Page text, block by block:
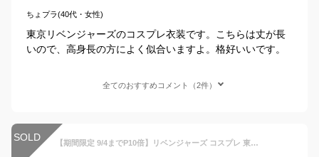
ちょプラ(40代・女性)
東京リベンジャーズのコスプレ衣装です。こちらは丈が長
いので、高身長の方によく似合いますよ。格好いいです。
全てのおすすめコメント（2件）
SOLD 【期間限定 9/4までP10倍】リベンジャーズ コスプレ 東京卍會 刺しゅう済み コミケ ハロウィン 衣装 刺繍 東卍 トーマン 東京 卍會風 特攻服 暴走族 男子制服 学ラン 文化祭 衣装 総長 副総長 壱番隊 弐番隊 参番隊 肆番隊 伍番隊 隊長 副隊長